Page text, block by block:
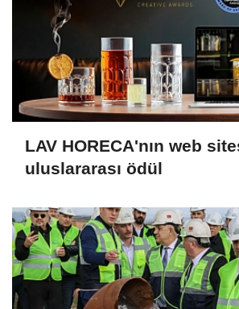
LAV HORECA'nın web
uluslararası ödül